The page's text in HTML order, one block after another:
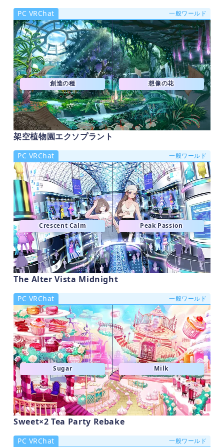
PC VRChat 一般ワールド
創造の種 想像の花
架空植物園エクソプラント
PC VRChat 一般ワールド
Crescent Calm Peak Passion
The Alter Vista Midnight
PC VRChat 一般ワールド
Sugar Milk
Sweet×2 Tea Party Rebake
PC VRChat 一般ワールド